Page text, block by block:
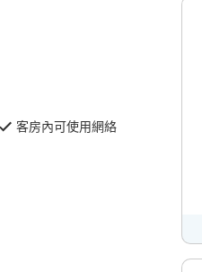
客房內可使用網絡